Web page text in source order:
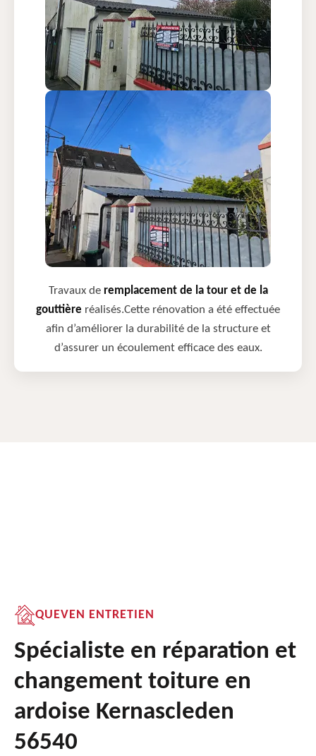
Travaux de remplacement de la tour et de la
gouttière réalisés.Cette rénovation a été effectuée
afin d’améliorer la durabilité de la structure et
d’assurer un écoulement efficace des eaux.
QUEVEN ENTRETIEN
Spécialiste en réparation et
changement toiture en
ardoise Kernascleden
56540